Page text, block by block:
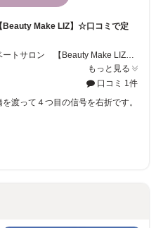
Beauty Make LIZ】☆口コミで定
群馬県高崎市八千代町にあるプライベートサロン 【Beauty Make LIZ】!! まつげエクステ・パーマはもちろん、ネイル、フェイシャルなどなど多彩なメニューが揃っております。 アットホームな雰囲気のお店です。口コミで人気の"LIZ"は他県からの利用者も少なくありません。 まつエク、ジェルネイル初心者の方にも是非オススメ♪ご予約はお早めに！お気軽にお問合せ下さい☆
もっと見る
口コミ 1件
渡って４つ目の信号を右折です。